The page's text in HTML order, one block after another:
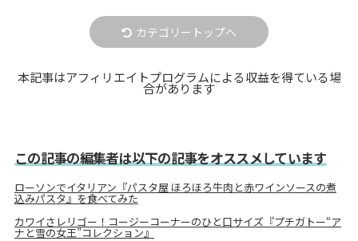
カテゴリートップへ
本記事はアフィリエイトプログラムによる収益を得ている場
合があります
この記事の編集者は以下の記事をオススメしています
ローソンでイタリアン『パスタ屋 ほろほろ牛肉と赤ワインソースの煮
込みパスタ』を食べてみた
カワイさレリゴー！コージーコーナーのひと口サイズ『プチガトー“ア
ナと雪の女王”コレクション』